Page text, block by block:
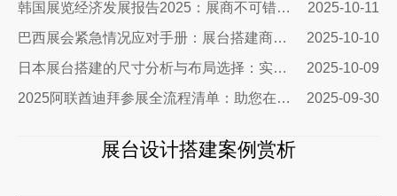
韩国展览经济发展报告2025：展商不可错过的市场机遇与实战指南
2025-10-11
巴西展会紧急情况应对手册：展台搭建商的终极生存指南
2025-10-10
日本展台搭建的尺寸分析与布局选择：实用指南助您精准出击
2025-10-09
2025阿联酋迪拜参展全流程清单：助您在中东市场脱颖而出
2025-09-30
展台设计搭建案例赏析